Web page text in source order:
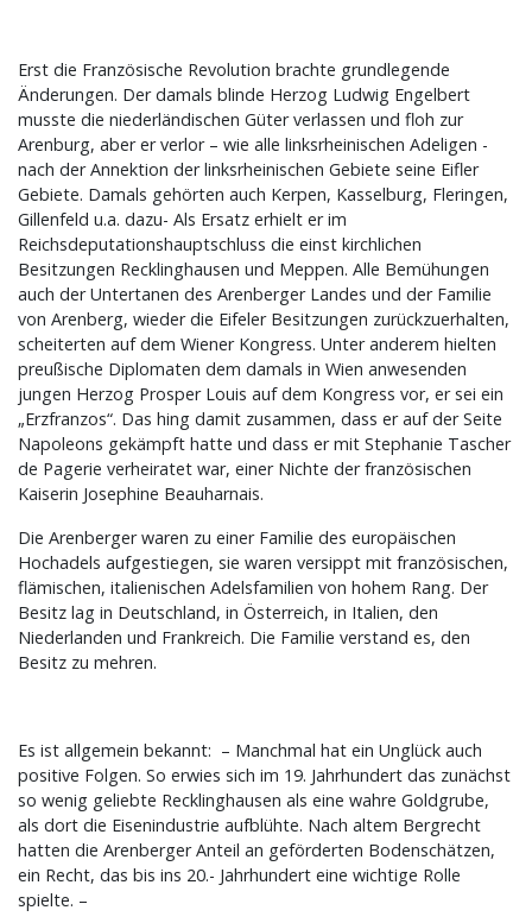
Erst die Französische Revolution brachte grundlegende
Änderungen. Der damals blinde Herzog Ludwig Engelbert
musste die niederländischen Güter verlassen und floh zur
Arenburg, aber er verlor – wie alle linksrheinischen Adeligen -
nach der Annektion der linksrheinischen Gebiete seine Eifler
Gebiete. Damals gehörten auch Kerpen, Kasselburg, Fleringen,
Gillenfeld u.a. dazu- Als Ersatz erhielt er im
Reichsdeputationshauptschluss die einst kirchlichen
Besitzungen Recklinghausen und Meppen. Alle Bemühungen
auch der Untertanen des Arenberger Landes und der Familie
von Arenberg, wieder die Eifeler Besitzungen zurückzuerhalten,
scheiterten auf dem Wiener Kongress. Unter anderem hielten
preußische Diplomaten dem damals in Wien anwesenden
jungen Herzog Prosper Louis auf dem Kongress vor, er sei ein
„Erzfranzos“. Das hing damit zusammen, dass er auf der Seite
Napoleons gekämpft hatte und dass er mit Stephanie Tascher
de Pagerie verheiratet war, einer Nichte der französischen
Kaiserin Josephine Beauharnais.
Die Arenberger waren zu einer Familie des europäischen
Hochadels aufgestiegen, sie waren versippt mit französischen,
flämischen, italienischen Adelsfamilien von hohem Rang. Der
Besitz lag in Deutschland, in Österreich, in Italien, den
Niederlanden und Frankreich. Die Familie verstand es, den
Besitz zu mehren.
Es ist allgemein bekannt: – Manchmal hat ein Unglück auch
positive Folgen. So erwies sich im 19. Jahrhundert das zunächst
so wenig geliebte Recklinghausen als eine wahre Goldgrube,
als dort die Eisenindustrie aufblühte. Nach altem Bergrecht
hatten die Arenberger Anteil an geförderten Bodenschätzen,
ein Recht, das bis ins 20.- Jahrhundert eine wichtige Rolle
spielte. –